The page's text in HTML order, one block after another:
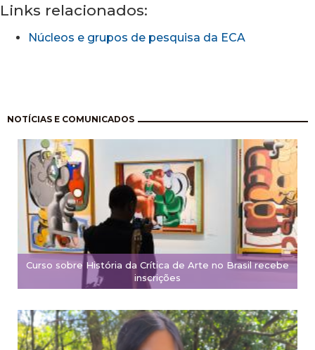
Links relacionados:
Núcleos e grupos de pesquisa da ECA
NOTÍCIAS E COMUNICADOS
Curso sobre História da Crítica de Arte no Brasil recebe
inscrições
Paginación